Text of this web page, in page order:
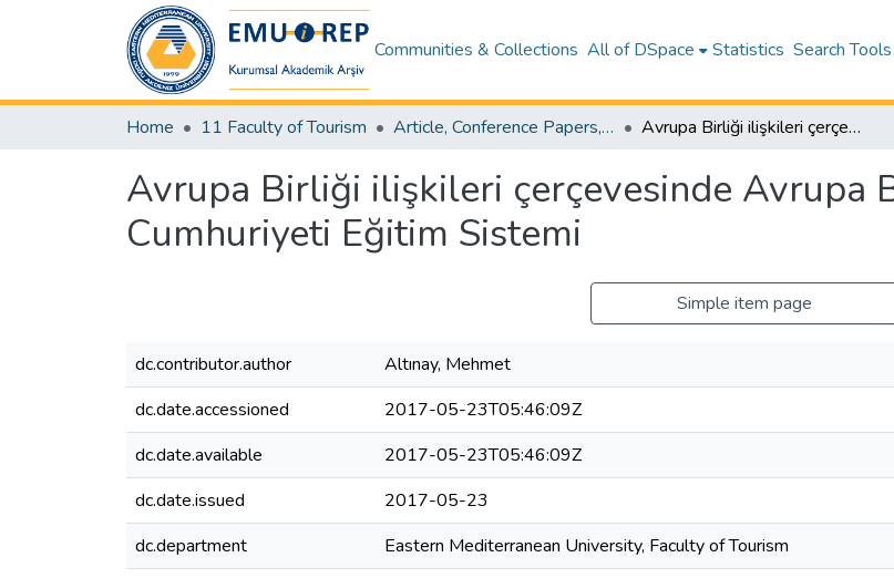
Communities & Collections All of DSpace Statistics Search Tools
Home 11 Faculty of Tourism Article, Conference Papers, Book Chapters and Other Publications - Turism Avrupa Birliği ilişkileri çerçevesinde Avrupa Birliği ve Kuzey Kıbrıs Türk Cumhuriyeti Eğitim Sistemi
Avrupa Birliği ilişkileri çerçevesinde Avrupa
Cumhuriyeti Eğitim Sistemi
Simple item page
dc.contributor.author
Altınay, Mehmet
dc.date.accessioned
2017-05-23T05:46:09Z
dc.date.available
2017-05-23T05:46:09Z
dc.date.issued
2017-05-23
dc.department
Eastern Mediterranean University, Faculty of Tourism